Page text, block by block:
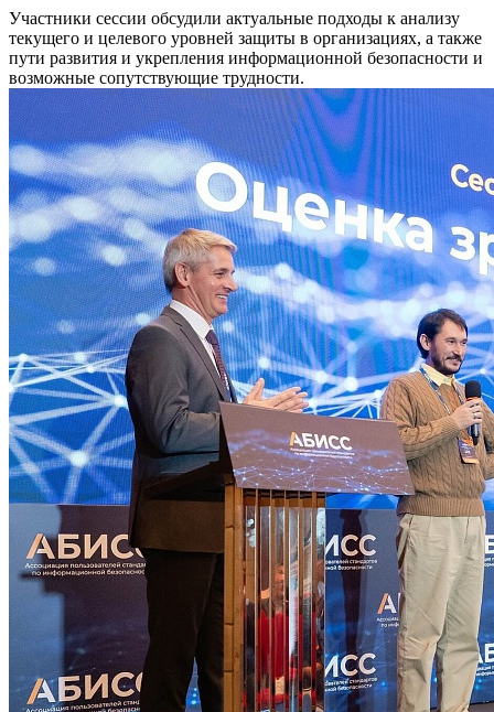
Участники сессии обсудили актуальные подходы к анализу
текущего и целевого уровней защиты в организациях, а также
пути развития и укрепления информационной безопасности и
возможные сопутствующие трудности.